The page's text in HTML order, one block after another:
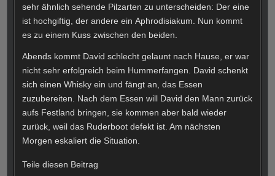
sehr ähnlich sehende Pilzarten zu unterscheiden: Der eine
ist hochgiftig, der andere ein Aphrodisiakum. Nun kommt
es zu einem Kuss zwischen den beiden.
Abends kommt David schlecht gelaunt nach Hause, er war
nicht sehr erfolgreich beim Hummerfangen. David schenkt
sich einen Whisky ein und fängt an, das Essen
zuzubereiten. Nach dem Essen will David den Mann zurück
aufs Festland bringen, sie kommen aber bald wieder
zurück, weil das Ruderboot defekt ist. Am nächsten
Morgen eskaliert die Situation.
Teile diesen Beitrag